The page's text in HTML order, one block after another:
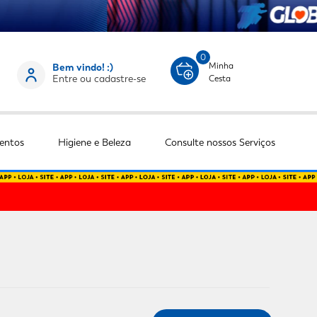
Bem vindo! :)
Entre ou cadastre-se
0
Minha
Cesta
Higiene e Beleza Consulte nossos Serviços